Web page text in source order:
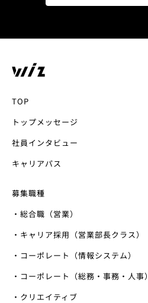
TOP
トップメッセージ
社員インタビュー
キャリアパス
募集職種
・総合職（営業）
・キャリア採用（営業部長クラス）
・コーポレート（情報システム）
・コーポレート（総務・事務・人事）
・クリエイティブ